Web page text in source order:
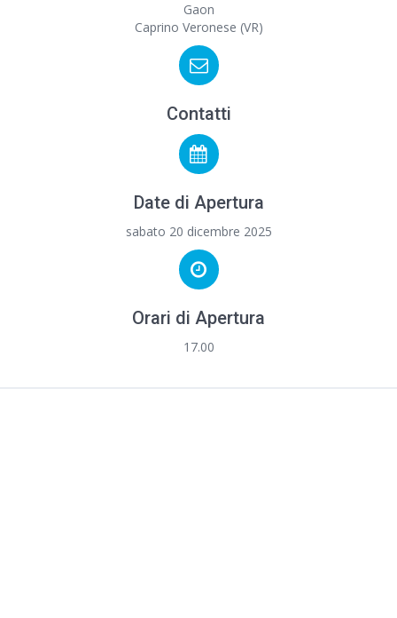
Gaon
Caprino Veronese (VR)
Contatti
Date di Apertura
sabato 20 dicembre 2025
Orari di Apertura
17.00